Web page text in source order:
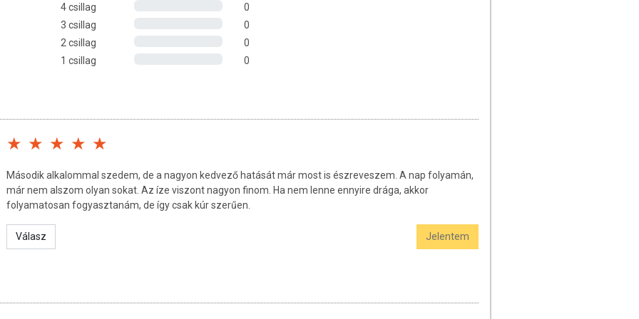
hozzájárul a normál vörösvérsejt- és hemoglobin-
a normál oxigénszállításban.
és szervezetünk általi hasznosulását.
C-vitamin és B6-vitamin együttesen elősegíti a
fogyasztása?
vagy megnövekedett vasigénnyel rendelkeznek
konzultáljon kezelőorvosával a vaspótlás
4 éves kortól ajánlott a készítmény.
kor között 1x5 ml, 7-10 éves kor között 1x10 ml, 10-18
belül el kell fogyasztani. Használat előtt felrázandó! Az
4 csillag
0
3 csillag
0
2 csillag
0
1 csillag
0
Második alkalommal szedem, de a nagyon kedvező hatását már most is észreveszem. A nap folyamán,
már nem alszom olyan sokat. Az íze viszont nagyon finom. Ha nem lenne ennyire drága, akkor
folyamatosan fogyasztanám, de így csak kúr szerűen.
Válasz Jelentem